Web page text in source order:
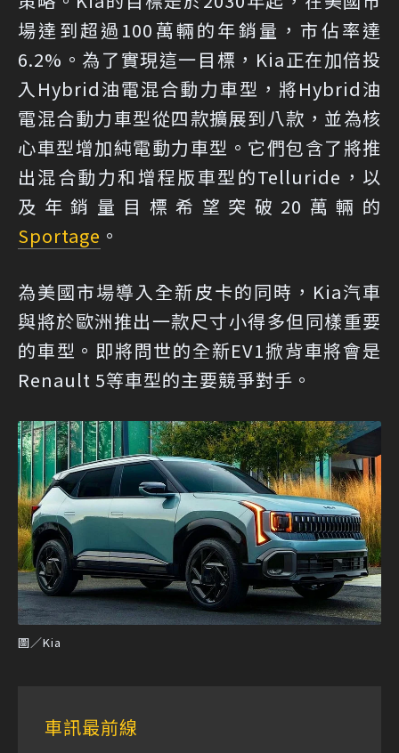
場達到超過100萬輛的年銷量，市佔率達
6.2%。為了實現這一目標，Kia正在加倍投
入Hybrid油電混合動力車型，將Hybrid油
電混合動力車型從四款擴展到八款，並為核
心車型增加純電動力車型。它們包含了將推
出混合動力和增程版車型的Telluride，以
及年銷量目標希望突破20萬輛的
Sportage 。
為美國市場導入全新皮卡的同時，Kia汽車
與將於歐洲推出一款尺寸小得多但同樣重要
的車型。即將問世的全新EV1掀背車將會是
Renault 5等車型的主要競爭對手。
圖／Kia
車訊最前線